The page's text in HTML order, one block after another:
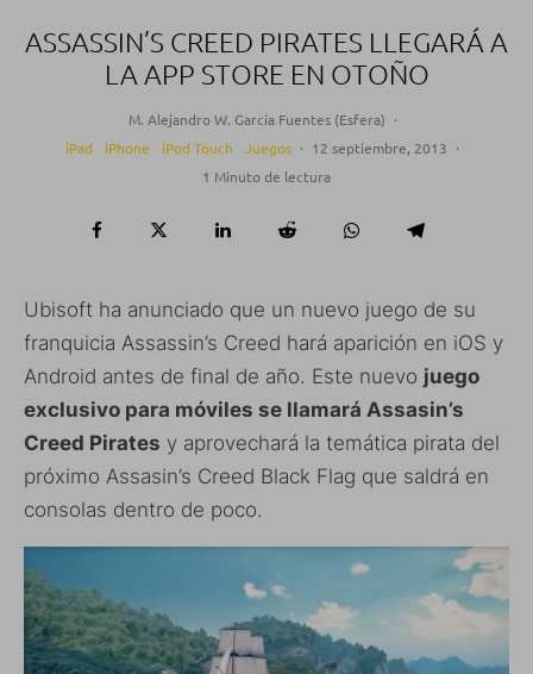
ASSASSIN’S CREED PIRATES LLEGARÁ A
LA APP STORE EN OTOÑO
M. Alejandro W. García Fuentes (Esfera) ·
iPad
iPhone iPod Touch Juegos · 12 septiembre, 2013 ·
1 Minuto de lectura
Ubisoft ha anunciado que un nuevo juego de su
franquicia Assassin’s Creed hará aparición en iOS y
Android antes de final de año. Este nuevo juego
exclusivo para móviles se llamará Assasin’s
Creed Pirates y aprovechará la temática pirata del
próximo Assasin’s Creed Black Flag que saldrá en
consolas dentro de poco.